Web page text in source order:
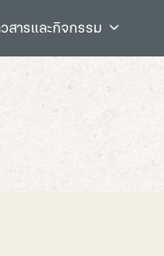
วสารและกิจกรรม